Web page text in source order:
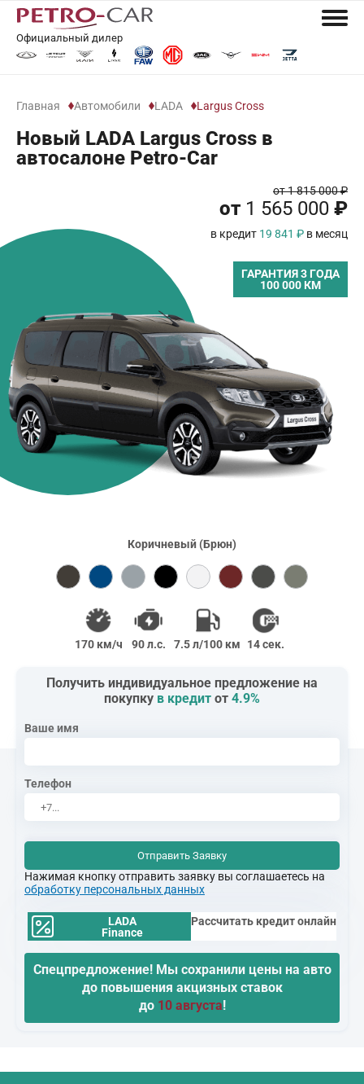
Официальный дилер
Главная Автомобили LADA Largus Cross
Новый LADA Largus Cross в
автосалоне Petro-Car
от 1 815 000 ₽
от 1 565 000 ₽
в кредит 19 841 ₽ в месяц
ГАРАНТИЯ 3 ГОДА
100 000 КМ
170 км/ч 90 л.с. 7.5 л/100 км 14 сек.
Коричневый (Брюн)
Получить индивидуальное предложение на
покупку в кредит от 4.9%
Ваше имя
Телефон
Отправить Заявку
Нажимая кнопку отправить заявку вы соглашаетесь на
обработку персональных данных
LADA
Finance
Рассчитать кредит онлайн
Спецпредложение! Мы сохранили цены на авто
до повышения акцизных ставок
до 10 августа!